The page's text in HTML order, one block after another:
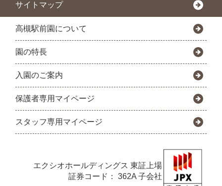
サイトマップ
高槻駅前園について
園の特長
入園のご案内
保護者専用マイページ
スタッフ専用マイページ
エクシオホールディングス 東証上場
証券コード： 362A 子会社